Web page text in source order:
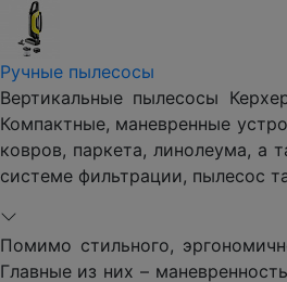
Ручные пылесосы
Вертикальные пылесосы
Компактные, маневренные
ковров, паркета, линолеума, а
системе фильтрации, пылесос
Помимо стильного,
Главные из них –